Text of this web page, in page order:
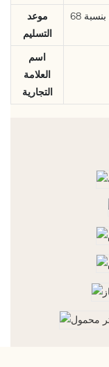
موعد
التسليم
68 يوم عمل بعد تأكيد الرسم واستلام دفعة مقدمة بنسبة
اسم
العلامة
التجارية